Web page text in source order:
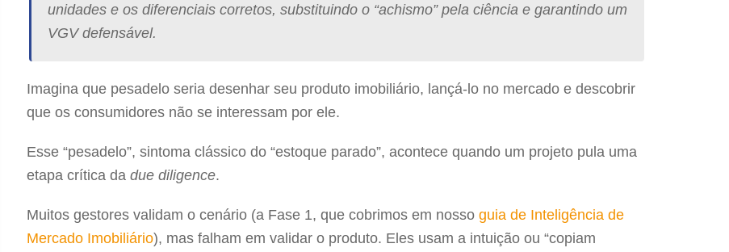
unidades e os diferenciais corretos, substituindo o “achismo” pela ciência e garantindo um
VGV defensável.
Imagina que pesadelo seria desenhar seu produto imobiliário, lançá-lo no mercado e descobrir
que os consumidores não se interessam por ele.
Esse “pesadelo”, sintoma clássico do “estoque parado”, acontece quando um projeto pula uma
etapa crítica da due diligence.
Muitos gestores validam o cenário (a Fase 1, que cobrimos em nosso guia de Inteligência de
Mercado Imobiliário), mas falham em validar o produto. Eles usam a intuição ou “copiam